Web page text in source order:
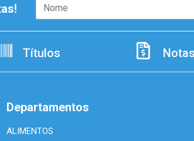
Títulos
Departamentos
ALIMENTOS